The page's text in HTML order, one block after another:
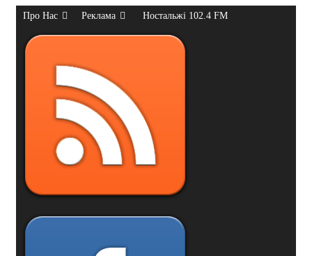
Про Нас Реклама Ностальжі 102.4 FM